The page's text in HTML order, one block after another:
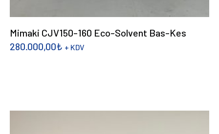
Mimaki CJV150-160 Eco-Solvent Bas-Kes
280.000,00₺ + KDV